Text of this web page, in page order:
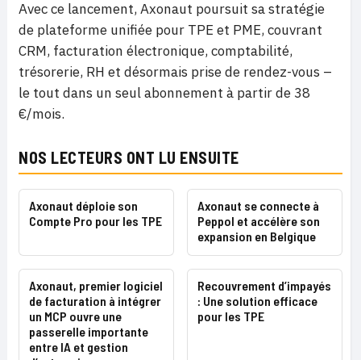
Avec ce lancement, Axonaut poursuit sa stratégie
de plateforme unifiée pour TPE et PME, couvrant
CRM, facturation électronique, comptabilité,
trésorerie, RH et désormais prise de rendez-vous –
le tout dans un seul abonnement à partir de 38
€/mois.
NOS LECTEURS ONT LU ENSUITE
Axonaut déploie son
Compte Pro pour les TPE
Axonaut se connecte à
Peppol et accélère son
expansion en Belgique
Axonaut, premier logiciel
de facturation à intégrer
un MCP ouvre une
passerelle importante
entre IA et gestion
Recouvrement d’impayés
: Une solution efficace
pour les TPE